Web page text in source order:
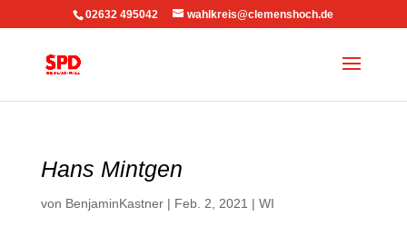
02632 495042 wahlkreis@clemenshoch.de
Hans Mintgen
von BenjaminKastner| Feb. 2, 2021 | WI